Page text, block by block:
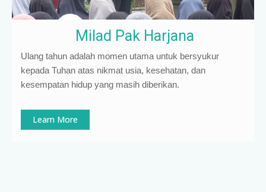
Milad Pak Harjana
Ulang tahun adalah momen utama untuk bersyukur
kepada Tuhan atas nikmat usia, kesehatan, dan
kesempatan hidup yang masih diberikan.
Learn More